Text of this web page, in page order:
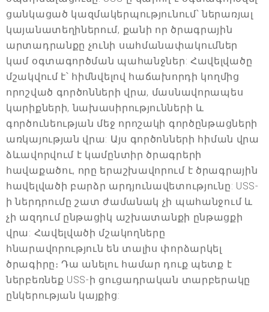
ցանկացած կազմակերպությունում՝ ներառյալ
կայանատեղիներում, քանի որ ծրագրային
արտադրանքը չունի սահմանափակումներ
կամ օգտագործման պահանջներ: Հավելվածը
մշակվում է՝ հիմնվելով հաճախորդի կողմից
որոշված գործոնների վրա, մասնավորապես
կարիքների, նախասիրությունների և
գործունեության մեջ որոշակի գործընթացների
առկայության վրա: Այս գործոնների հիման վրա
ձևավորվում է կամընտիր ծրագրերի
հավաքածու, որը երաշխավորում է ծրագրային
հավելվածի բարձր արդյունավետությունը: USS-
ի ներդրումը շատ ժամանակ չի պահանջում և
չի ազդում ընթացիկ աշխատանքի ընթացքի
վրա: Հավելվածի մշակողները
հնարավորություն են տալիս փորձարկել
ծրագիրը։ Դա անելու համար դուք պետք է
ներբեռնեք USS-ի ցուցադրական տարբերակը
ընկերության կայքից: